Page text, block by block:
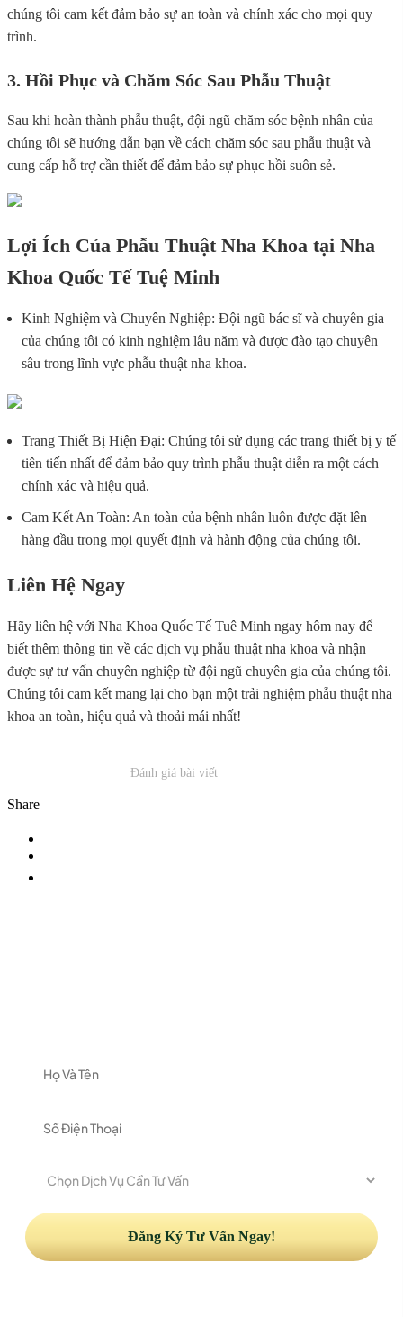
chúng tôi cam kết đảm bảo sự an toàn và chính xác cho mọi quy
trình.
3. Hồi Phục và Chăm Sóc Sau Phẫu Thuật
Sau khi hoàn thành phẫu thuật, đội ngũ chăm sóc bệnh nhân của
chúng tôi sẽ hướng dẫn bạn về cách chăm sóc sau phẫu thuật và
cung cấp hỗ trợ cần thiết để đảm bảo sự phục hồi suôn sẻ.
Lợi Ích Của Phẫu Thuật Nha Khoa tại Nha
Khoa Quốc Tế Tuệ Minh
Kinh Nghiệm và Chuyên Nghiệp: Đội ngũ bác sĩ và chuyên gia
của chúng tôi có kinh nghiệm lâu năm và được đào tạo chuyên
sâu trong lĩnh vực phẫu thuật nha khoa.
Trang Thiết Bị Hiện Đại: Chúng tôi sử dụng các trang thiết bị y tế
tiên tiến nhất để đảm bảo quy trình phẫu thuật diễn ra một cách
chính xác và hiệu quả.
Cam Kết An Toàn: An toàn của bệnh nhân luôn được đặt lên
hàng đầu trong mọi quyết định và hành động của chúng tôi.
Liên Hệ Ngay
Hãy liên hệ với Nha Khoa Quốc Tế Tuê Minh ngay hôm nay để
biết thêm thông tin về các dịch vụ phẫu thuật nha khoa và nhận
được sự tư vấn chuyên nghiệp từ đội ngũ chuyên gia của chúng tôi.
Chúng tôi cam kết mang lại cho bạn một trải nghiệm phẫu thuật nha
khoa an toàn, hiệu quả và thoải mái nhất!
Đánh giá bài viết
Share